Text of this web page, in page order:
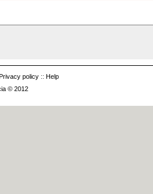
policy :: Help
© 2012